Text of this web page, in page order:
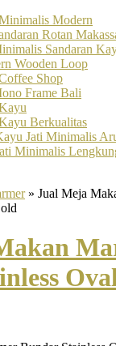
» Jual Meja